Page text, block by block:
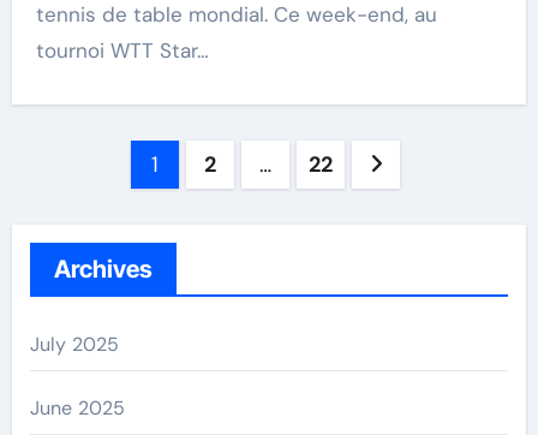
tennis de table mondial. Ce week-end, au
tournoi WTT Star…
1 2 … 22
Archives
July 2025
June 2025